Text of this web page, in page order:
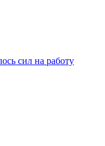
сил на работу